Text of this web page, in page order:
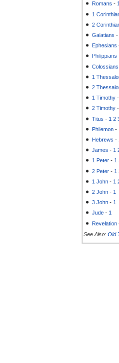
Romans -
1
2
Galatians
Ephesians
Philippians
Colossians
1
2
1 Timothy
2 Timothy
Titus - 1 2
Philemon -
Hebrews -
James - 1
1 Peter -1
2 Peter - 1
1 John - 1
2 John - 1
3 John - 1
Jude -1
Revelation
See Also: Old